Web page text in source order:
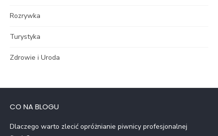
Rozrywka
Turystyka
Zdrowie i Uroda
CO NA BLOGU
Dlaczego warto zlecić opróżnianie piwnicy profesjonalnej